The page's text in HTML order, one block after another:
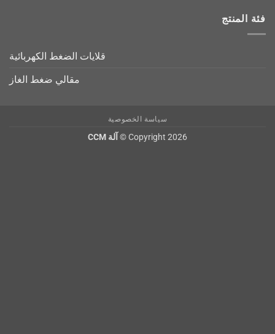
فئة المنتج
قلايات الضغط الكهربائية
مقالي ضغط الغاز
سياسة الخصوصية
Copyright 2026 © آلة CCM